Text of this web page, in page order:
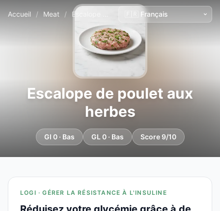
Accueil / Meat / Escalope de poulet aux herbes
Escalope de poulet aux
herbes
GI 0 · Bas GL 0 · Bas Score 9/10
LOGI · GÉRER LA RÉSISTANCE À L'INSULINE